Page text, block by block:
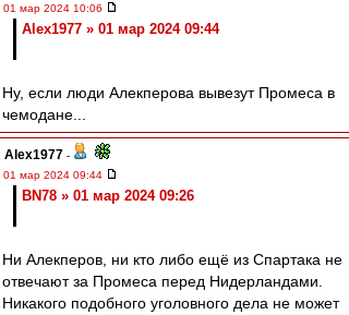
01 мар 2024 10:06
Alex1977 » 01 мар 2024 09:44
Ну, если люди Алекперова вывезут Промеса в
чемодане...
Alex1977 -
01 мар 2024 09:44
BN78 » 01 мар 2024 09:26
Ни Алекперов, ни кто либо ещё из Спартака не
отвечают за Промеса перед Нидерландами.
Никакого подобного уголовного дела не может